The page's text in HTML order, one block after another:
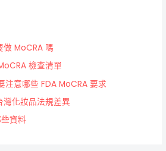
做 MoCRA 嗎
檢查清單
意哪些 FDA MoCRA 要求
灣化妝品法規差異
資料